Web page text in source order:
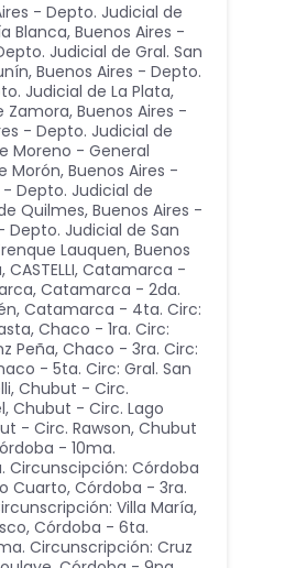
- Depto. Judicial de
Blanca, Buenos Aires -
Judicial de Gral. San
, Buenos Aires - Depto.
Judicial de La Plata,
Zamora, Buenos Aires -
- Depto. Judicial de
Moreno - General
Morón, Buenos Aires -
- Depto. Judicial de
Quilmes, Buenos Aires -
Depto. Judicial de San
Lauquen, Buenos
, CASTELLI, Catamarca -
, Catamarca - 2da.
, Catamarca - 4ta. Circ:
, Chaco - 1ra. Circ:
Peña, Chaco - 3ra. Circ:
- 5ta. Circ: Gral. San
, Chubut - Circ.
, Chubut - Circ. Lago
- Circ. Rawson, Chubut
- 10ma.
Circunscipción: Córdoba
Cuarto, Córdoba - 3ra.
Villa María,
, Córdoba - 6ta.
Circunscripción: Cruz